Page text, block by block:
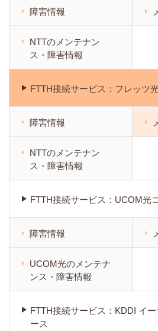
障害情報
NTTのメンテナン
ス・障害情報
FTTH接続サービス：フレッツ
障害情報
NTTのメンテナン
ス・障害情報
FTTH接続サービス：UCOM光
障害情報
UCOM光のメンテナ
ンス・障害情報
FTTH接続サービス：KDDI イ
ース